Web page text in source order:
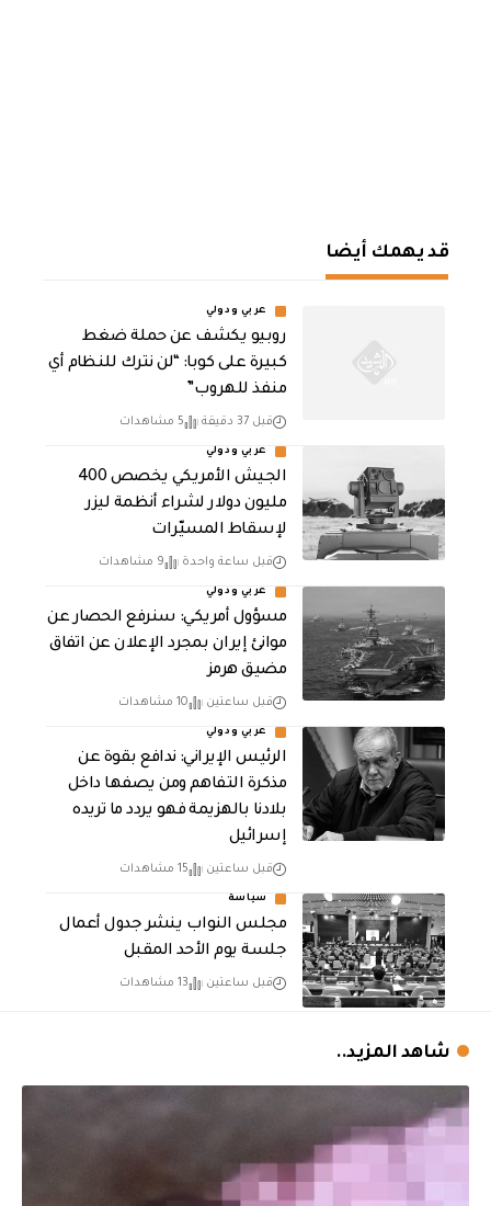
قد يهمك أيضا
عربي ودولي
روبيو يكشف عن حملة ضغط
كبيرة على كوبا: “لن نترك للنظام أي
منفذ للهروب”
قبل 37 دقيقة 5 مشاهدات
عربي ودولي
الجيش الأمريكي يخصص 400
مليون دولار لشراء أنظمة ليزر
لإسقاط المسيّرات
قبل ساعة واحدة 9 مشاهدات
عربي ودولي
مسؤول أمريكي: سنرفع الحصار عن
موانئ إيران بمجرد الإعلان عن اتفاق
مضيق هرمز
قبل ساعتين 10 مشاهدات
عربي ودولي
الرئيس الإيراني: ندافع بقوة عن
مذكرة التفاهم ومن يصفها داخل
بلادنا بالهزيمة فهو يردد ما تريده
إسرائيل
قبل ساعتين 15 مشاهدات
سياسة
مجلس النواب ينشر جدول أعمال
جلسة يوم الأحد المقبل
قبل ساعتين 13 مشاهدات
شاهد المزيد..